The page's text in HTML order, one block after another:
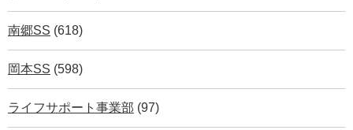
南郷SS (618)
岡本SS (598)
ライフサポート事業部 (97)